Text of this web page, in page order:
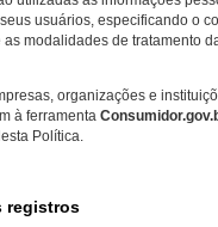
usuários, especificando o
modalidades de tratamento
organizações e
à ferramenta
Política.
registros